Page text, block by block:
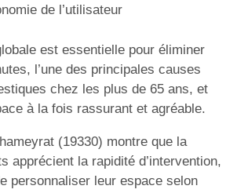
de l’utilisateur
est essentielle pour éliminer
l’une des principales causes
chez les plus de 65 ans, et
à la fois rassurant et agréable.
(19330) montre que la
apprécient la rapidité d’intervention,
personnaliser leur espace selon